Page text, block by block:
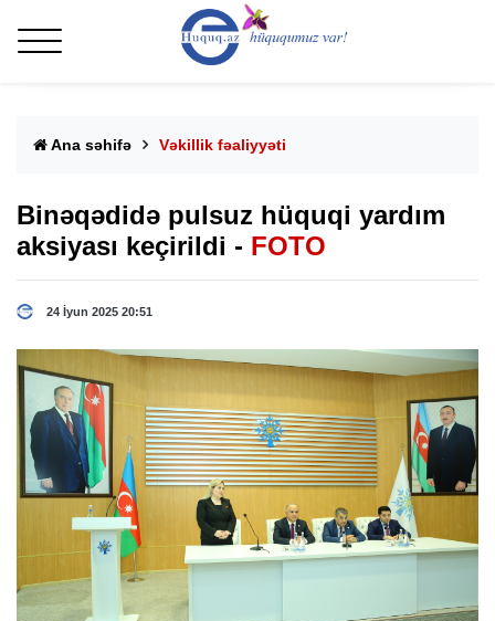
Ana səhifə Vəkillik fəaliyyəti
Binəqədidə pulsuz hüquqi yardım
aksiyası keçirildi - FOTO
24 İyun 2025 20:51